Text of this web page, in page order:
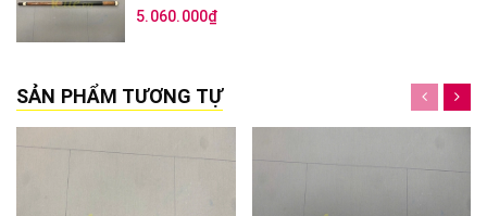
5.060.000₫
SẢN PHẨM TƯƠNG TỰ